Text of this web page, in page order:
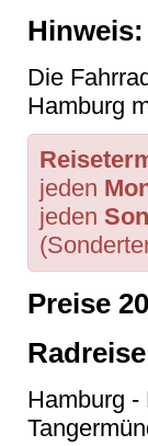
Hinweis:
Die
Hamburg
jeden
jeden
Preise
Hamburg -